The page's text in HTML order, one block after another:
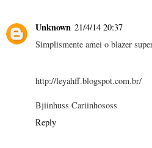
Unknown 21/4/14 20:37
Simplismente amei o blazer
http://leyahff.blogspot.com.br/
Bjiinhuss Cariinhososs
Reply